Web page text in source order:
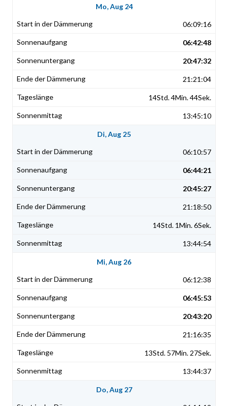
Mo, Aug 24
06:09:16
06:42:48
20:47:32
21:21:04
14Std. 4Min. 44Sek.
13:45:10
Di, Aug 25
06:10:57
06:44:21
20:45:27
21:18:50
14Std. 1Min. 6Sek.
13:44:54
Mi, Aug 26
06:12:38
06:45:53
20:43:20
21:16:35
13Std. 57Min. 27Sek.
13:44:37
Do, Aug 27